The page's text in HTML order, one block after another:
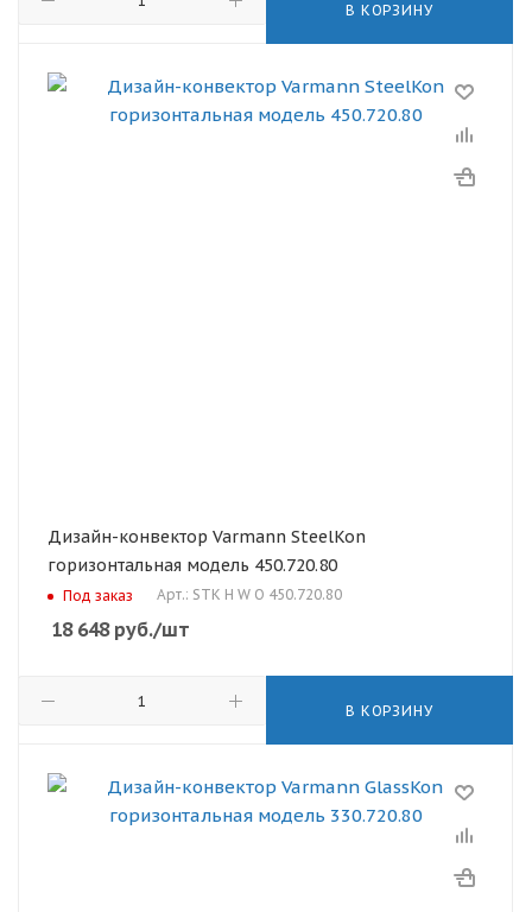
В КОРЗИНУ
Дизайн-конвектор Varmann SteelKon
горизонтальная модель 450.720.80
Под заказ Арт.: STK H W O 450.720.80
18 648руб./шт
В КОРЗИНУ